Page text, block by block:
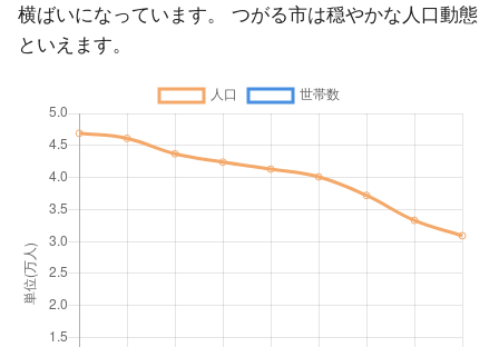
横ばいになっています。 つがる市は穏やかな人口動態
といえます。